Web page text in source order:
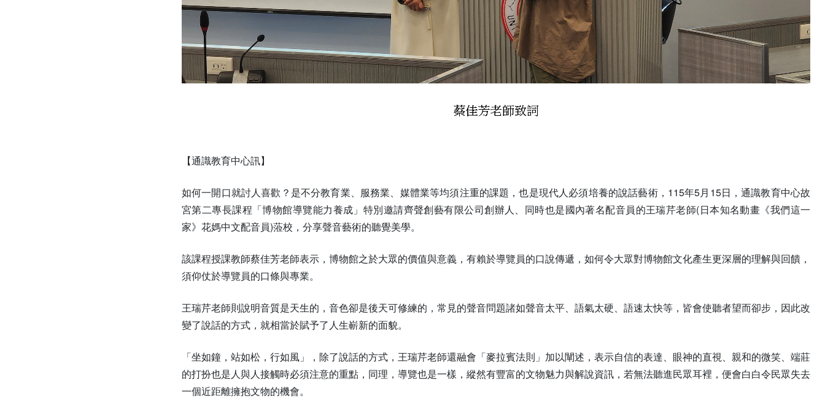
【通識教育中心訊】
如何一開口就討人喜歡？是不分教育業、服務業、媒體業等均須注重的課題，也是現代人必須培養的說話藝術，115年5月15日，通識教育中心故
宮第二專長課程「博物館導覽能力養成」特別邀請齊聲創藝有限公司創辦人、同時也是國內著名配音員的王瑞芹老師(日本知名動畫《我們這一
家》花媽中文配音員)蒞校，分享聲音藝術的聽覺美學。
該課程授課教師蔡佳芳老師表示，博物館之於大眾的價值與意義，有賴於導覽員的口說傳遞，如何令大眾對博物館文化產生更深層的理解與回饋，
須仰仗於導覽員的口條與專業。
王瑞芹老師則說明音質是天生的，音色卻是後天可修練的，常見的聲音問題諸如聲音太平、語氣太硬、語速太快等，皆會使聽者望而卻步，因此改
變了說話的方式，就相當於賦予了人生嶄新的面貌。
「坐如鐘，站如松，行如風」，除了說話的方式，王瑞芹老師還融會「麥拉賓法則」加以闡述，表示自信的表達、眼神的直視、親和的微笑、端莊
的打扮也是人與人接觸時必須注意的重點，同理，導覽也是一樣，縱然有豐富的文物魅力與解說資訊，若無法聽進民眾耳裡，便會白白令民眾失去
一個近距離擁抱文物的機會。